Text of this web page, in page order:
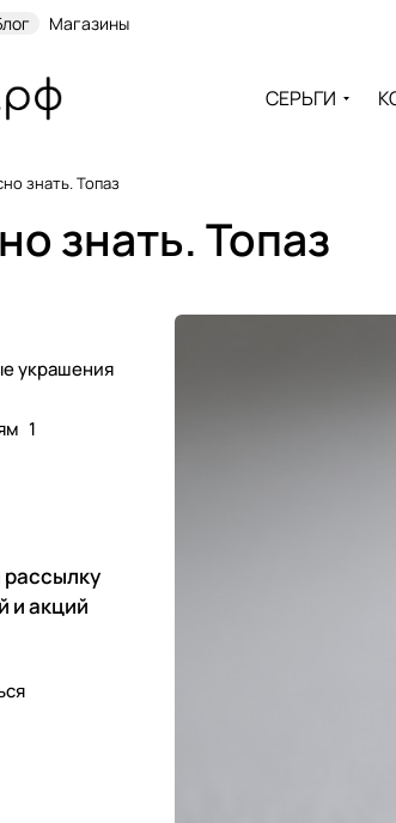
Магазины
СЕРЬГИ
знать. Топаз
знать. Топаз
украшения
1
и акций